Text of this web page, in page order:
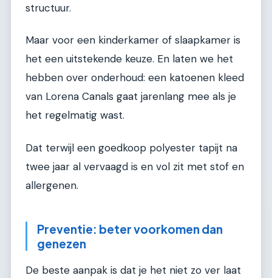
structuur.
Maar voor een kinderkamer of slaapkamer is
het een uitstekende keuze. En laten we het
hebben over onderhoud: een katoenen kleed
van Lorena Canals gaat jarenlang mee als je
het regelmatig wast.
Dat terwijl een goedkoop polyester tapijt na
twee jaar al vervaagd is en vol zit met stof en
allergenen.
Preventie: beter voorkomen dan
genezen
De beste aanpak is dat je het niet zo ver laat